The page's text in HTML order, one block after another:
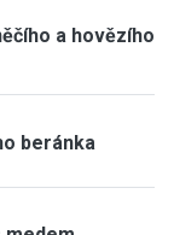
a hovězího
beránka